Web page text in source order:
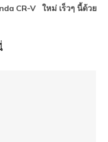
CR-V
ใหม่ เร็วๆ นี้ด้วย